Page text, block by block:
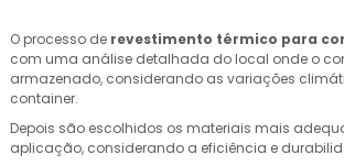
O processo de revestimento térmico para
com uma análise detalhada do local onde o
armazenado, considerando as variações
container.
Depois são escolhidos os materiais mais
aplicação, considerando a eficiência e